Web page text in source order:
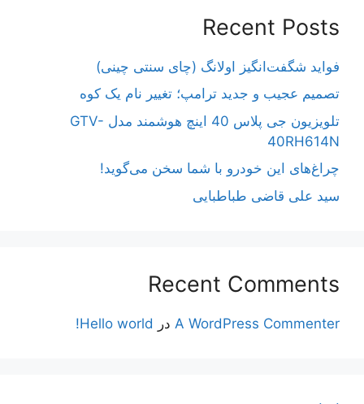
Recent Posts
فواید شگفت‌انگیز اولانگ (چای سنتی چینی)
تصمیم عجیب و جدید ترامپ؛ تغییر نام یک کوه
تلویزیون جی پلاس 40 اینچ هوشمند مدل GTV-
40RH614N
چراغ‌های این خودرو با شما سخن می‌گوید!
سید علی قاضی طباطبایی
Recent Comments
A WordPress Commenter در Hello world!